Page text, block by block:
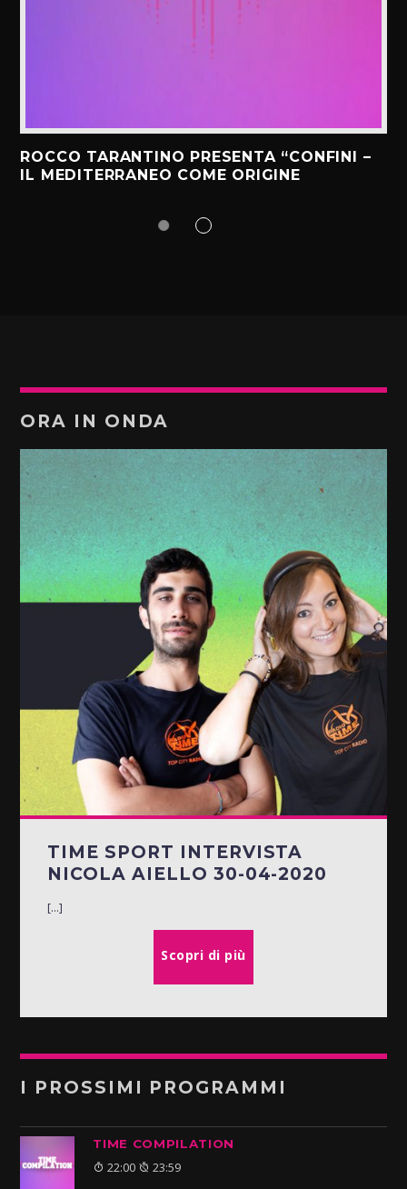
ROCCO TARANTINO PRESENTA “CONFINI –
IL MEDITERRANEO COME ORIGINE
ORA IN ONDA
TIME SPORT INTERVISTA
NICOLA AIELLO 30-04-2020
[...]
Scopri di più
I PROSSIMI PROGRAMMI
TIME COMPILATION
22:00 23:59